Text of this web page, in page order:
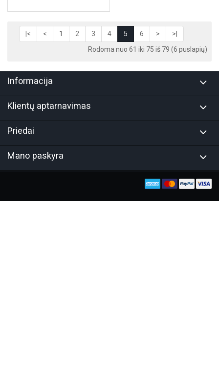
|< < 1 2 3 4 5 6 >
>|
Rodoma nuo 61 iki 75 iš 79 (6 puslapių)
Informacija
Klientų aptarnavimas
Priedai
Mano paskyra